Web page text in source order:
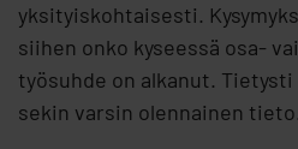
yksityiskohtaisesti.
siihen onko kyseessä osa-
työsuhde on alkanut. Tietysti
sekin varsin olennainen tieto.